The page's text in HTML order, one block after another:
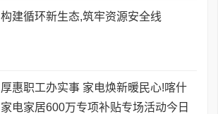
构建循环新生态,筑牢资源安全线
厚惠职工办实事 家电焕新暖民心!喀什
家电家居600万专项补贴专场活动今日